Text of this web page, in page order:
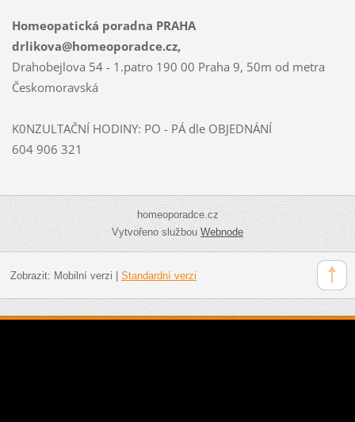
Homeopatická poradna PRAHA
drlikova@homeoporadce.cz,
Drahobejlova 54 - 1.patro 190 00 Praha 9, 50m od metra
Českomoravská
K0NZULTAČNÍ HODINY: PO - PÁ dle OBJEDNÁNÍ
604 906 321
homeoporadce.cz
Vytvořeno službouWebnode
Zobrazit: Mobilní verzi Standardní verzi